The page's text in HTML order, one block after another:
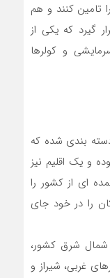
تامین کنند و هم
گیرد که یکی از
و کولرها
برق در ایران به ٥ اقلیم دسته بندی شده که
و یک اقلیم نیز
ای از کشور را
درصد مشترکان را در خود جای
شمال شرق کشور،
غربی، شیراز و